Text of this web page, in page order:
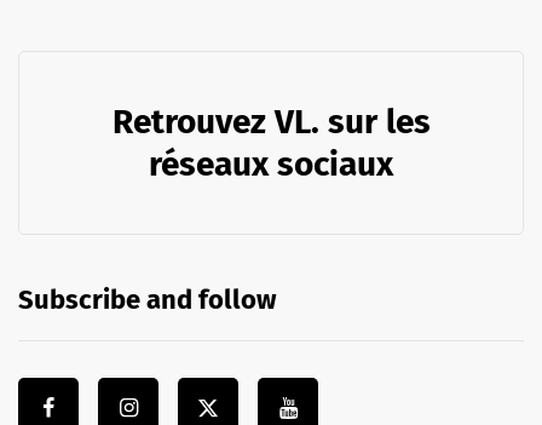
Retrouvez VL. sur les
réseaux sociaux
Subscribe and follow